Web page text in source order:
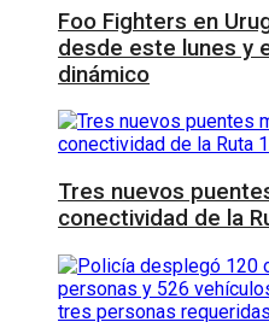
Foo Fighters en
desde este lunes y
dinámico
Tres nuevos
conectividad de la